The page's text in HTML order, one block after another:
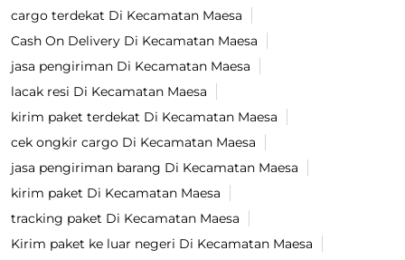
cargo terdekat Di Kecamatan Maesa
Cash On Delivery Di Kecamatan Maesa
jasa pengiriman Di Kecamatan Maesa
lacak resi Di Kecamatan Maesa
kirim paket terdekat Di Kecamatan Maesa
cek ongkir cargo Di Kecamatan Maesa
jasa pengiriman barang Di Kecamatan Maesa
kirim paket Di Kecamatan Maesa
tracking paket Di Kecamatan Maesa
Kirim paket ke luar negeri Di Kecamatan Maesa